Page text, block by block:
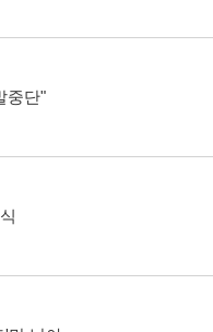
중단"